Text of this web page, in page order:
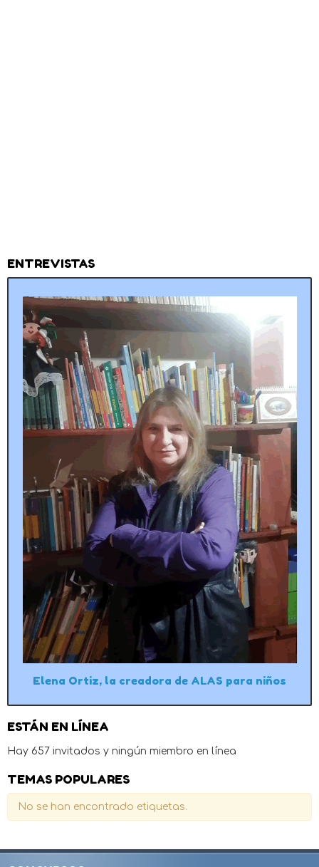
ENTREVISTAS
Elena Ortiz, la creadora de ALAS para niños
ESTÁN EN LÍNEA
Hay 657 invitados y ningún miembro en línea
TEMAS POPULARES
No se han encontrado etiquetas.